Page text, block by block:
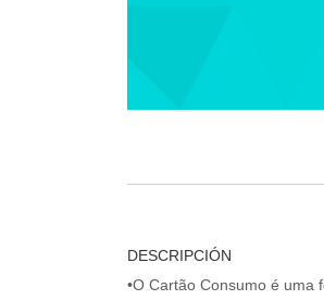
DESCRIPCIÓN
•O Cartão Consumo é uma